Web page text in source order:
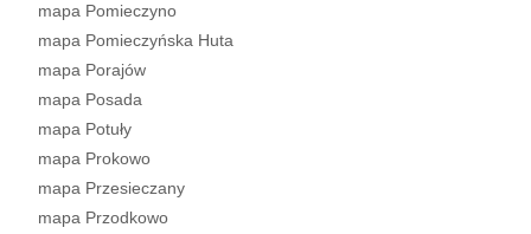
mapa Pomieczyno
mapa Pomieczyńska Huta
mapa Porajów
mapa Posada
mapa Potuły
mapa Prokowo
mapa Przesieczany
mapa Przodkowo